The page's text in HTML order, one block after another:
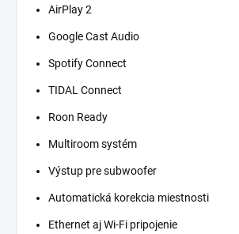
AirPlay 2
Google Cast Audio
Spotify Connect
TIDAL Connect
Roon Ready
Multiroom systém
Výstup pre subwoofer
Automatická korekcia miestnosti
Ethernet aj Wi-Fi pripojenie